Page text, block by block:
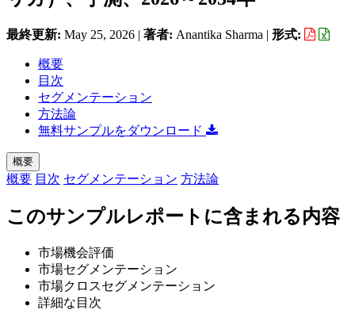
最終更新: May 25, 2026 | 著者: Anantika Sharma | 形式:
概要
目次
セグメンテーション
方法論
無料サンプルをダウンロード
概要
概要 目次 セグメンテーション 方法論
このサンプルレポートに含まれる内容
市場機会評価
市場セグメンテーション
市場クロスセグメンテーション
詳細な目次